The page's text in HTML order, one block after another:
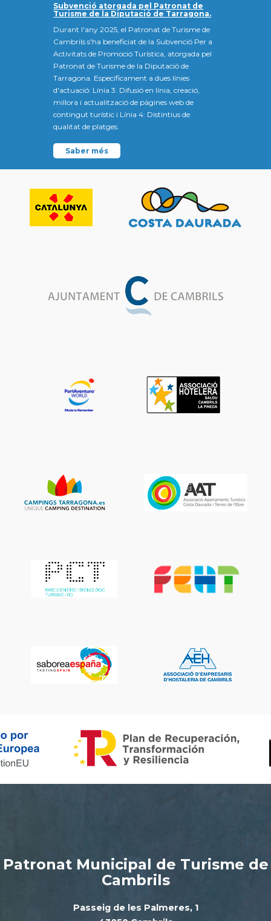
Subvenció atorgada pel Patronat de
Turisme de la Diputació de Tarragona.
Durant l'any 2025, el Patronat de Turisme de
Cambrils s'ha beneficiat de la Subvenció Per a
Activitats de Promoció Turística, atorgada pel
Patronat de Turisme de la Diputació de
Tarragona. Específicament a dues línies
d'actuació: Línia 3: Difusió en línia, creació,
millora i actualització de pàgines web de
contingut turístic i Línia 4: Distintius de
qualitat de platges.
Saber més
Patronat Municipal de Turisme de
Cambrils
Passeig de les Palmeres, 1